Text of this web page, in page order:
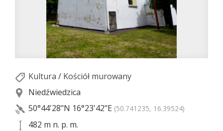
Kultura / Kościół murowany
Niedźwiedzica
50°44'28"N 16°23'42"E (50.741235, 16.39524)
482 m n. p. m.